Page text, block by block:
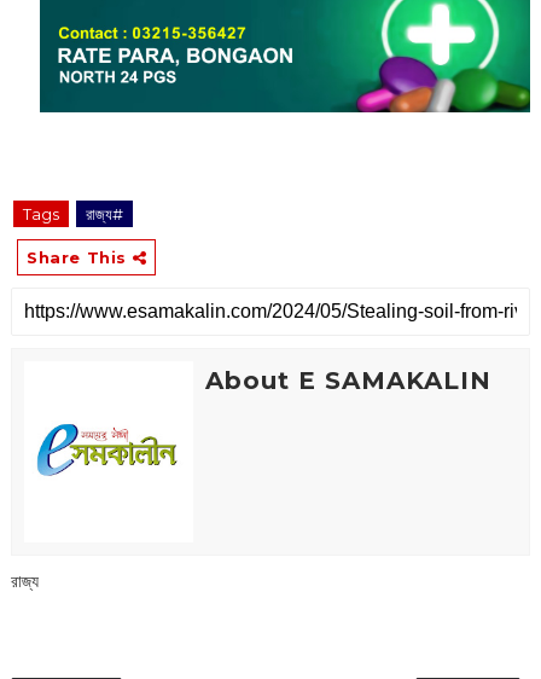
Tags রাজ্য#
Share This
About E SAMAKALIN
রাজ্য